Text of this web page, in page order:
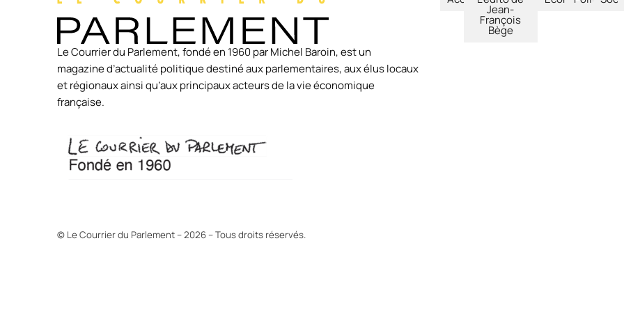
Le Courrier du Parlement, fondé en 1960 par Michel Baroin, est un
magazine d’actualité politique destiné aux parlementaires, aux élus locaux
et régionaux ainsi qu’aux principaux acteurs de la vie économique
française.
Jean-
François
Bège
© Le Courrier du Parlement – 2026 – Tous droits réservés.